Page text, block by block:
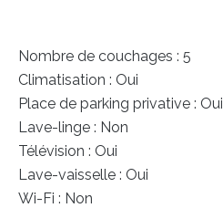
Nombre de couchages : 5
Climatisation : Oui
Place de parking privative : Oui
Lave-linge : Non
Télévision : Oui
Lave-vaisselle : Oui
Wi-Fi : Non